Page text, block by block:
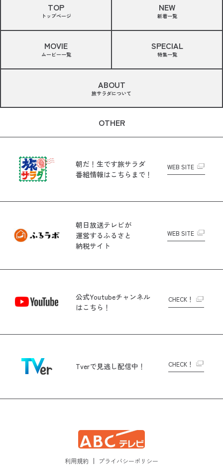
TOP
トップページ
NEW
新着一覧
MOVIE
ムービー一覧
SPECIAL
特集一覧
ABOUT
旅サラダについて
OTHER
朝だ！生です旅サラダ
番組情報はこちらまで！
WEB SITE
朝日放送テレビが
運営するふるさと
納税サイト
WEB SITE
公式Youtubeチャンネル
はこちら！
CHECK！
Tverで見逃し配信中！ CHECK！
利用規約 プライバシーポリシー